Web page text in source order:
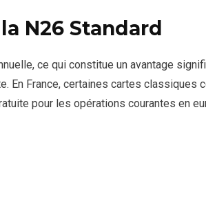
N26 Standard
ce qui constitue un avantage
En France, certaines cartes classiques
pour les opérations courantes en